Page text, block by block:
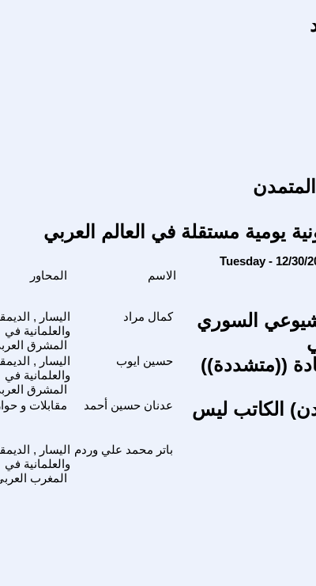
المتمدن
يومية مستقلة في العالم العربي
الاسم
اليسار ,
والعلمانية في
المشرق
كمال مراد
السوري
اليسار ,
والعلمانية في
المشرق
حسين ايوب
((متشددة))
مقابلات و عدنان حسين أحمد
الكاتب ليس
اليسار ,
والعلمانية في
المغرب
باتر محمد علي وردم